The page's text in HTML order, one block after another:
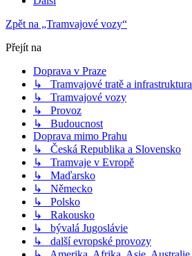
Zpět na „Tramvajové vozy“
Přejít na
Doprava v Praze
↳ Tramvajové tratě a infrastruktura
↳ Tramvajové vozy
↳ Provoz
↳ Budoucnost
Doprava mimo Prahu
↳ Česká Republika a Slovensko
↳ Tramvaje v Evropě
↳ Maďarsko
↳ Německo
↳ Polsko
↳ Rakousko
↳ bývalá Jugoslávie
↳ další evropské provozy